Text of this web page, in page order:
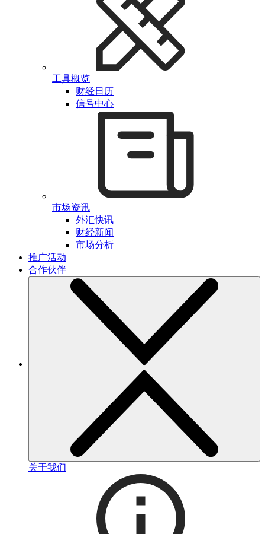
工具概览
财经日历
信号中心
市场资讯
外汇快讯
财经新闻
市场分析
推广活动
合作伙伴
关于我们